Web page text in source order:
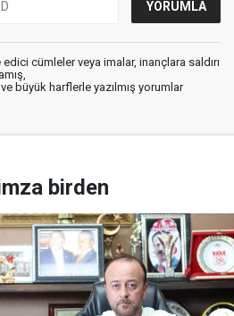
cümleler veya imalar, inançlara saldırı
büyük harflerle yazılmış yorumlar
birden